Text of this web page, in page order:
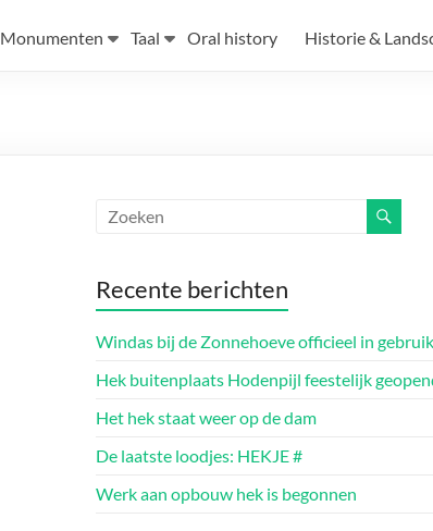
Monumenten Taal Oral history Historie &
Recente berichten
Windas bij de Zonnehoeve officieel in
Hek buitenplaats Hodenpijl feestelijk
Het hek staat weer op de dam
De laatste loodjes: HEKJE #
Werk aan opbouw hek is begonnen